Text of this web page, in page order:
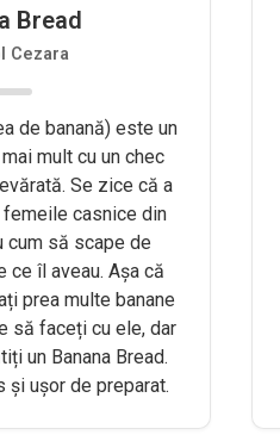
Bread
Cezara
de banană) este un
mult cu un chec
Se zice că a
casnice din
cum să scape de
ce îl aveau. Așa că
prea multe banane
să faceți cu ele, dar
un Banana Bread.
ușor de preparat.